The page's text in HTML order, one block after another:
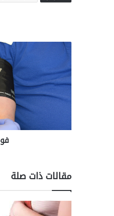
ا
ئ
د
ب
ل
د
م
مقالات ذات صلة